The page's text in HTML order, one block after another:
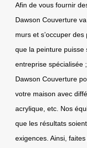
Afin de vous fournir
Dawson Couverture
murs et s’occuper
que la peinture puisse
entreprise spécialisée
Dawson Couverture
votre maison avec
acrylique, etc. Nos
que les résultats
exigences. Ainsi,